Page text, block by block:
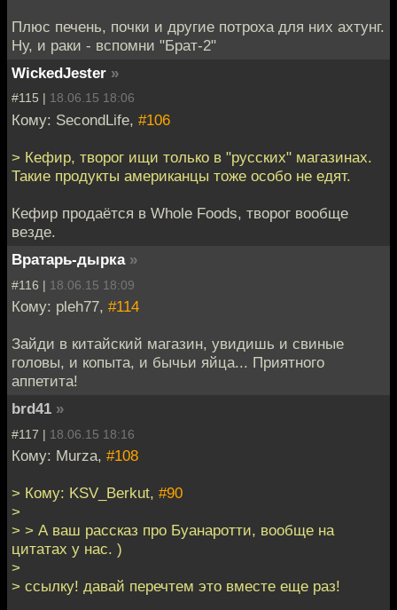
Плюс печень, почки и другие потроха для них ахтунг.
Ну, и раки - вспомни "Брат-2"
WickedJester »
#115 | 18.06.15 18:06
Кому: SecondLife, #106
> Кефир, творог ищи только в "русских" магазинах.
Такие продукты американцы тоже особо не едят.
Кефир продаётся в Whole Foods, творог вообще
везде.
Вратарь-дырка »
#116 | 18.06.15 18:09
Кому: pleh77, #114
Зайди в китайский магазин, увидишь и свиные
головы, и копыта, и бычьи яйца... Приятного
аппетита!
brd41 »
#117 | 18.06.15 18:16
Кому: Murza, #108
> Кому: KSV_Berkut, #90
>
> > А ваш рассказ про Буанаротти, вообще на
цитатах у нас. )
>
> ссылку! давай перечтем это вместе еще раз!